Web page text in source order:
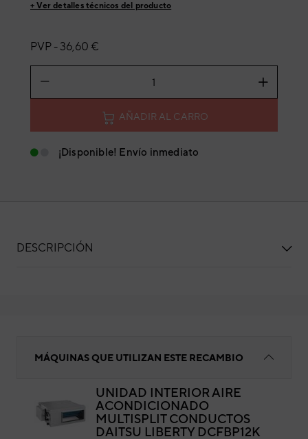
+ Ver detalles técnicos del producto
PVP - 36,60 €
AÑADIR AL CARRO
¡Disponible! Envío inmediato
DESCRIPCIÓN
MÁQUINAS QUE UTILIZAN ESTE RECAMBIO
UNIDAD INTERIOR AIRE
ACONDICIONADO
MULTISPLIT CONDUCTOS
DAITSU LIBERTY DCFBP12K